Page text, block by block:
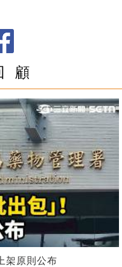
顧
架原則公布